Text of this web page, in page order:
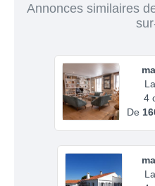
Annonces similaires
4
De